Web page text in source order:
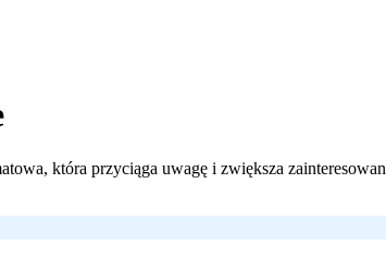
która przyciąga uwagę i zwiększa